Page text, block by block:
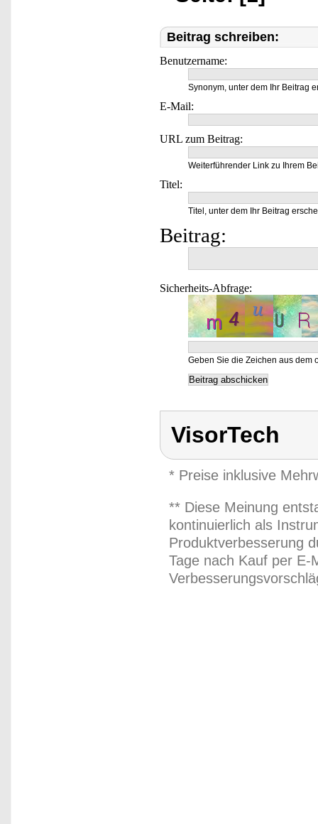
Beitrag schreiben:
Benutzername:
Synonym, unter dem Ihr Beitrag
E-Mail:
URL zum Beitrag:
Weiterführender Link zu Ihrem
Titel:
Titel, unter dem Ihr Beitrag
Beitrag:
Sicherheits-Abfrage:
Geben Sie die Zeichen aus dem
VisorTech
* Preise inklusive
** Diese Meinung
kontinuierlich als
Produktverbesserung
Tage nach Kauf per E-